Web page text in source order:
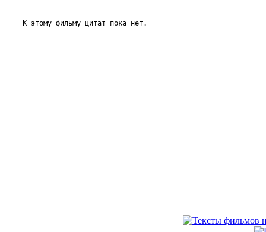
К этому фильму цитат пока нет.